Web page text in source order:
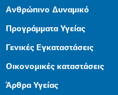
Ανθρώπινο Δυναμικό
Προγράμματα Υγείας
Γενικές Εγκαταστάσεις
Οικονομικές καταστάσεις
Άρθρα Υγείας